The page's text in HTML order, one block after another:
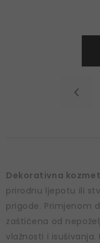
Dekorativna
prirodnu ljepotu ili
prigode. Primjenom
zaštićena od
vlažnosti i isušivanja.